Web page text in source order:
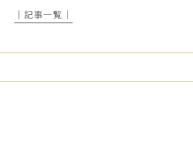
│記事一覧│